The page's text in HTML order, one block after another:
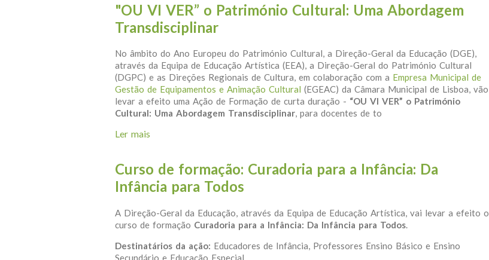
"OU VI VER” o Património Cultural: Uma Abordagem
Transdisciplinar
No âmbito do Ano Europeu do Património Cultural, a Direção-Geral da Educação (DGE),
através da Equipa de Educação Artística (EEA), a Direção-Geral do Património Cultural
(DGPC) e as Direções Regionais de Cultura, em colaboração com a Empresa Municipal de
Gestão de Equipamentos e Animação Cultural (EGEAC) da Câmara Municipal de Lisboa, vão
levar a efeito uma Ação de Formação de curta duração - “OU VI VER” o Património
Cultural: Uma Abordagem Transdisciplinar, para docentes de to
Ler mais
Curso de formação: Curadoria para a Infância: Da
Infância para Todos
A Direção-Geral da Educação, através da Equipa de Educação Artística, vai levar a efeito o
curso de formação Curadoria para a Infância: Da Infância para Todos.
Destinatários da ação: Educadores de Infância, Professores Ensino Básico e Ensino
Secundário e Educação Especial